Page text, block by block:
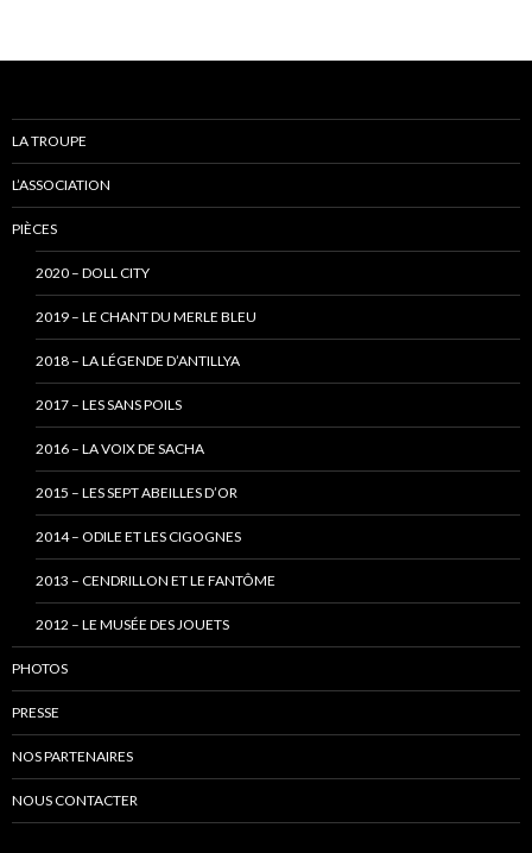
LA TROUPE
L’ASSOCIATION
PIÈCES
2020 – DOLL CITY
2019 – LE CHANT DU MERLE BLEU
2018 – LA LÉGENDE D’ANTILLYA
2017 – LES SANS POILS
2016 – LA VOIX DE SACHA
2015 – LES SEPT ABEILLES D’OR
2014 – ODILE ET LES CIGOGNES
2013 – CENDRILLON ET LE FANTÔME
2012 – LE MUSÉE DES JOUETS
PHOTOS
PRESSE
NOS PARTENAIRES
NOUS CONTACTER